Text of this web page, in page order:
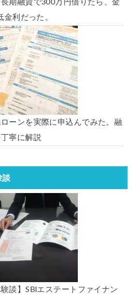
期融資で300万円借りたら、金
利だった。
ローンを実際に申込んでみた。融
寧に解説
談
談】SBIエステートファイナン